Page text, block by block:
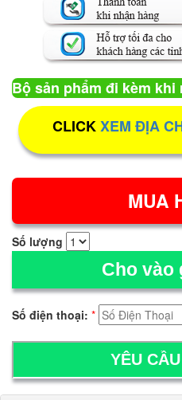
Bộ sản phẩm đi kèm khi
CLICKXEM ĐỊA
Số lượng
Cho vào
Số điện thoại: *